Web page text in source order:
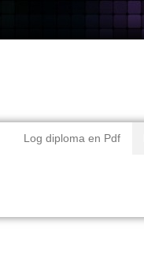
Log diploma en Pdf